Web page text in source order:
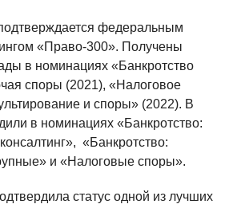
федеральным
«Право-300». Получены
в номинациях «Банкротство
споры (2021), «Налоговое
и споры» (2022). В
в номинациях «Банкротство:
«Банкротство:
и «Налоговые споры».
статус одной из лучших